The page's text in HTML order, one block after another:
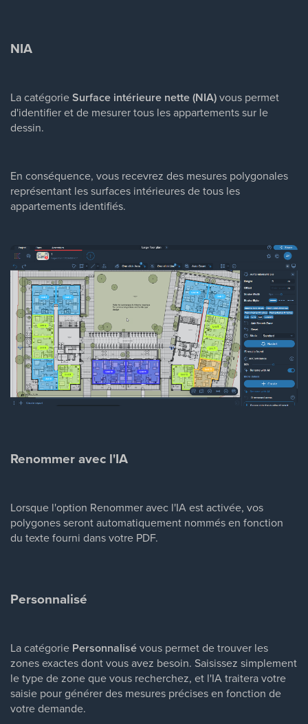
NIA
La catégorieSurface intérieure nette (NIA)vous permet
d'identifier et de mesurer tous les appartements sur le
dessin.
En conséquence, vous recevrez des mesures polygonales
représentant les surfaces intérieures de tous les
appartements identifiés.
Renommer avec l'IA
Lorsque l'option Renommer avec l'IA est activée, vos
polygones seront automatiquement nommés en fonction
du texte fourni dans votre PDF.
Personnalisé
La catégorie Personnalisévous permet de trouver les
zones exactes dont vous avez besoin. Saisissez simplement
le type de zone que vous recherchez, et l'IA traitera votre
saisie pour générer des mesures précises en fonction de
votre demande.